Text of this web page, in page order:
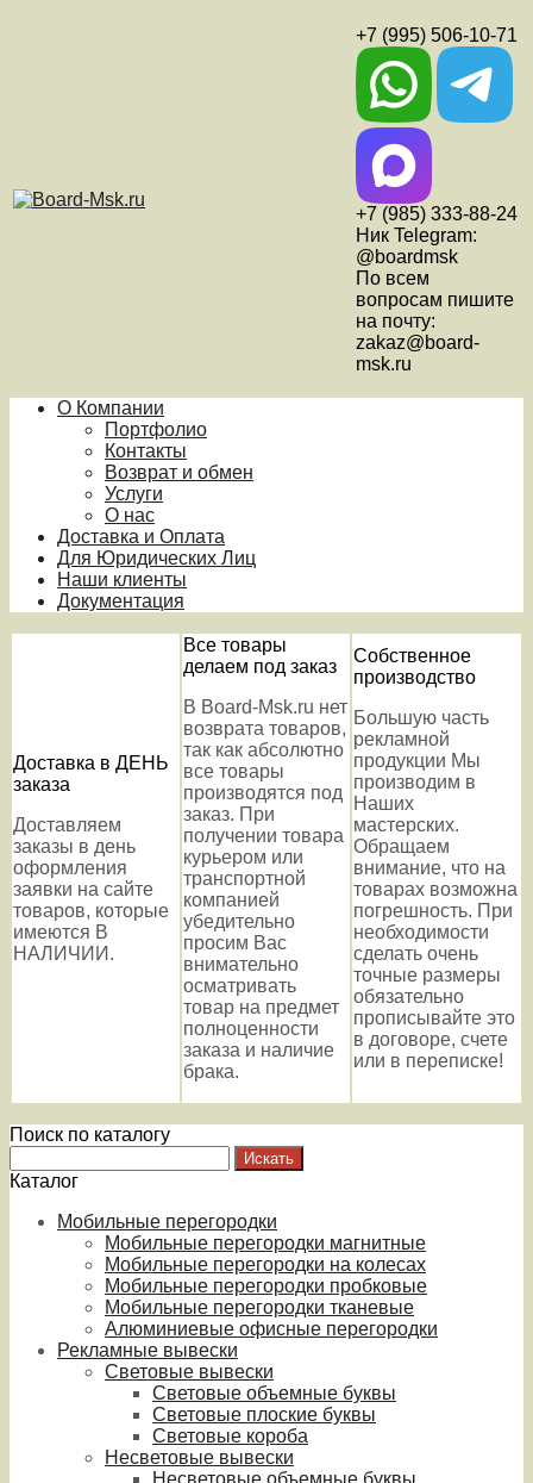
+7 (995) 506-10-71
+7 (985) 333-88-24
Ник Telegram:
@boardmsk
По всем
вопросам пишите
на почту:
zakaz@board-
msk.ru
О Компании
Портфолио
Контакты
Возврат и обмен
Услуги
О нас
Доставка и Оплата
Для Юридических Лиц
Наши клиенты
Документация
Доставка в ДЕНЬ
заказа
Доставляем
заказы в день
оформления
заявки на сайте
товаров, которые
имеются В
НАЛИЧИИ.
Все товары
делаем под заказ
В Board-Msk.ru нет
возврата товаров,
так как абсолютно
все товары
производятся под
заказ. При
получении товара
курьером или
транспортной
компанией
убедительно
просим Вас
внимательно
осматривать
товар на предмет
полноценности
заказа и наличие
брака.
Собственное
производство
Большую часть
рекламной
продукции Мы
производим в
Наших
мастерских.
Обращаем
внимание, что на
товарах возможна
погрешность. При
необходимости
сделать очень
точные размеры
обязательно
прописывайте это
в договоре, счете
или в переписке!
Поиск по каталогу
Каталог
Мобильные перегородки
Мобильные перегородки магнитные
Мобильные перегородки на колесах
Мобильные перегородки пробковые
Мобильные перегородки тканевые
Алюминиевые офисные перегородки
Рекламные вывески
Световые вывески
Световые объемные буквы
Световые плоские буквы
Световые короба
Несветовые вывески
Несветовые объемные буквы